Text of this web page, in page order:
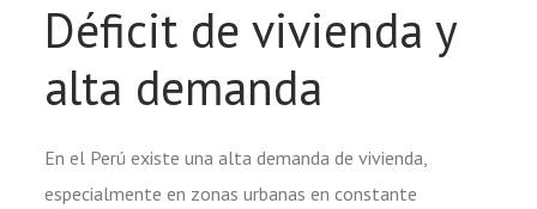
Déficit de vivienda y
alta demanda
En el Perú existe una alta demanda de vivienda,
especialmente en zonas urbanas en constante